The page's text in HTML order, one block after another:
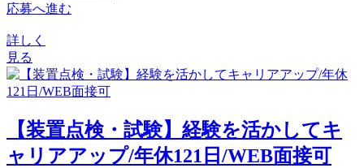
応募へ進む
詳しく
見る
【装置点検・試験】経験を活かしてキ
ャリアアップ/年休121日/WEB面接可